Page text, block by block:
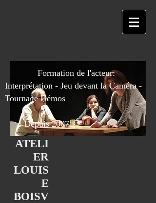
Formation de l'acteur:
Interprétation - Jeu devant la Caméra -
Tournage Démos
Depuis 2007
ATELI
ER
LOUIS
E
BOISV